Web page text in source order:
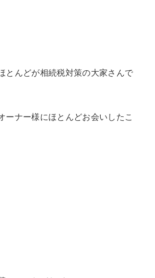
とんどが相続税対策の大家さんで
ナー様にほとんどお会いしたこ